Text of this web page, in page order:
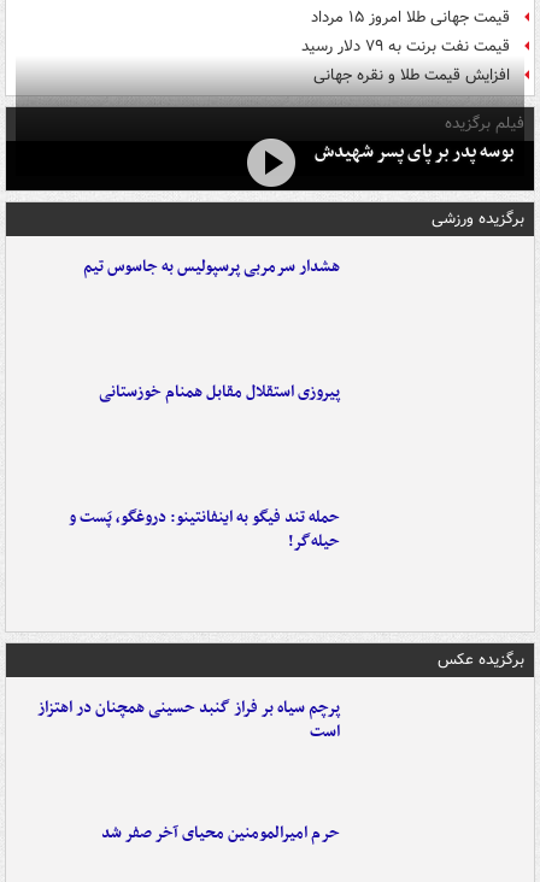
قیمت جهانی طلا امروز ۱۵ مرداد
قیمت نفت برنت به ۷۹ دلار رسید
افزایش قیمت طلا و نقره جهانی
فیلم برگزیده
بوسه‌ پدر بر پای پسر شهیدش
برگزیده ورزشی
هشدار سرمربی پرسپولیس به جاسوس تیم
پیروزی استقلال مقابل همنام خوزستانی
حمله تند فیگو به اینفانتینو: دروغگو، پَست‌ و
حیله‌گر!
برگزیده عکس
پرچم سیاه بر فراز گنبد حسینی همچنان در اهتزاز
است
حرم امیرالمومنین محیای آخر صفر شد